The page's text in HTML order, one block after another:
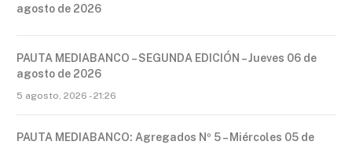
agosto de 2026
PAUTA MEDIABANCO – SEGUNDA EDICIÓN – Jueves 06 de
agosto de 2026
5 agosto, 2026 - 21:26
PAUTA MEDIABANCO: Agregados Nº 5 – Miércoles 05 de